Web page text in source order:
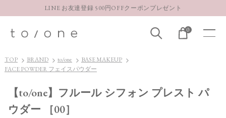
LINE お友達登録 500円OFFクーポンプレゼント
お得な定期購入コースはこちら
LINE お友達登録 500円OFFクーポンプレゼント
0
TOP BRAND to/one
BASE MAKEUP
FACE POWDER フェイスパウダー
【to/one】フルール シフォン プレスト パ
ウダー ［00］